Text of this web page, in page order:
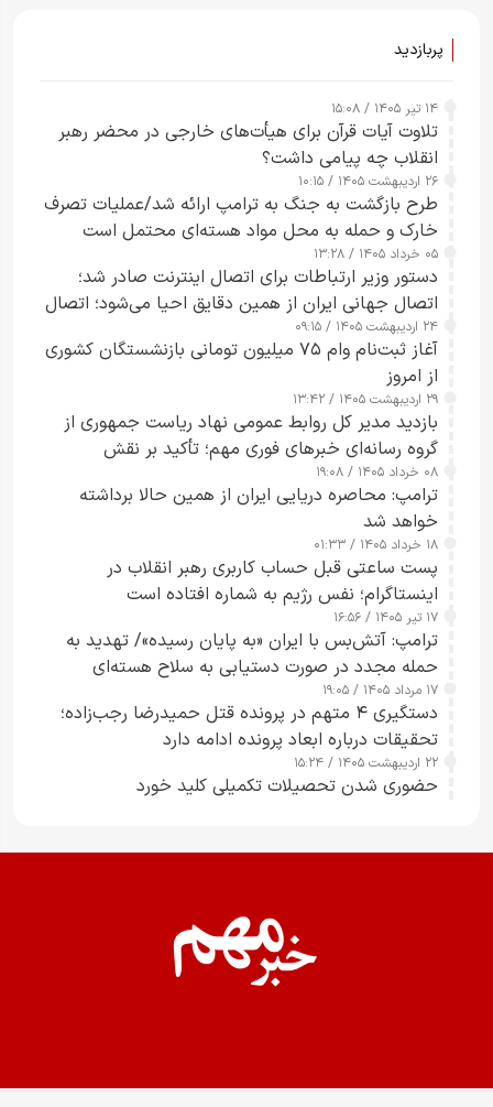
پربازدید
۱۴ تیر ۱۴۰۵ / ۱۵:۰۸
تلاوت آیات قرآن برای هیأت‌های خارجی در محضر رهبر
انقلاب چه پیامی داشت؟
۲۶ اردیبهشت ۱۴۰۵ / ۱۰:۱۵
طرح‌ بازگشت به جنگ به ترامپ ارائه شد/عملیات تصرف
خارک و حمله به محل مواد هسته‌ای محتمل است
۰۵ خرداد ۱۴۰۵ / ۱۳:۲۸
دستور وزیر ارتباطات برای اتصال اینترنت صادر شد؛
اتصال جهانی ایران از همین دقایق احیا می‌شود؛ اتصال
کامل مردم تا ۲۴ ساعت آینده
۲۴ اردیبهشت ۱۴۰۵ / ۰۹:۱۵
آغاز ثبت‌نام وام ۷۵ میلیون تومانی بازنشستگان کشوری
از امروز
۲۹ اردیبهشت ۱۴۰۵ / ۱۳:۴۲
بازدید مدیر کل روابط عمومی نهاد ریاست جمهوری از
گروه رسانه‌ای خبرهای فوری مهم؛ تأکید بر نقش
رسانه‌های هوشمند و مسئول در ارتقای آگاهی عمومی
۰۸ خرداد ۱۴۰۵ / ۱۹:۰۸
ترامپ: محاصره دریایی ایران از همین حالا برداشته
خواهد شد
۱۸ خرداد ۱۴۰۵ / ۰۱:۳۳
پست ساعتی قبل حساب کاربری رهبر انقلاب در
اینستاگرام؛ نفس رژیم به شماره افتاده است​
۱۷ تیر ۱۴۰۵ / ۱۶:۵۶
ترامپ: آتش‌بس با ایران «به پایان رسیده»/ تهدید به
حمله مجدد در صورت دستیابی به سلاح هسته‌ای
۱۷ مرداد ۱۴۰۵ / ۱۹:۰۵
دستگیری ۴ متهم در پرونده قتل حمیدرضا رجب‌زاده؛
تحقیقات درباره ابعاد پرونده ادامه دارد
۲۲ اردیبهشت ۱۴۰۵ / ۱۵:۲۴
حضوری شدن تحصیلات تکمیلی کلید خورد